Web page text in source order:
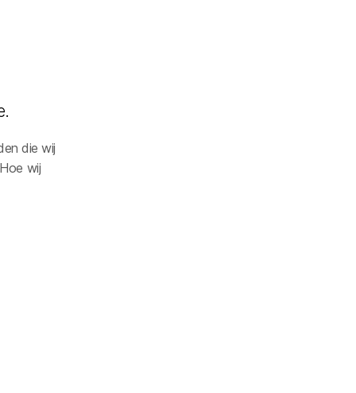
die wij
wij